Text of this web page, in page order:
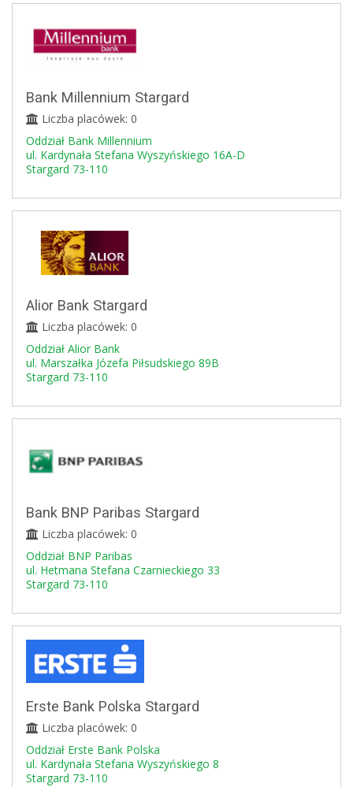
Bank Millennium Stargard
Liczba placówek: 0
Oddział Bank Millennium
ul. Kardynała Stefana Wyszyńskiego 16A-D
Stargard 73-110
Alior Bank Stargard
Liczba placówek: 0
Oddział Alior Bank
ul. Marszałka Józefa Piłsudskiego 89B
Stargard 73-110
Bank BNP Paribas Stargard
Liczba placówek: 0
Oddział BNP Paribas
ul. Hetmana Stefana Czarnieckiego 33
Stargard 73-110
Erste Bank Polska Stargard
Liczba placówek: 0
Oddział Erste Bank Polska
ul. Kardynała Stefana Wyszyńskiego 8
Stargard 73-110